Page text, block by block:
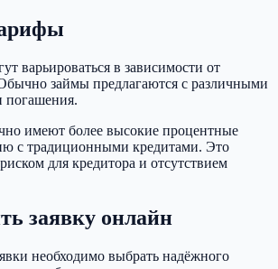
варьироваться в зависимости от
займы предлагаются с различными
погашения.
имеют более высокие процентные
с традиционными кредитами. Это
для кредитора и отсутствием
заявку онлайн
необходимо выбрать надёжного